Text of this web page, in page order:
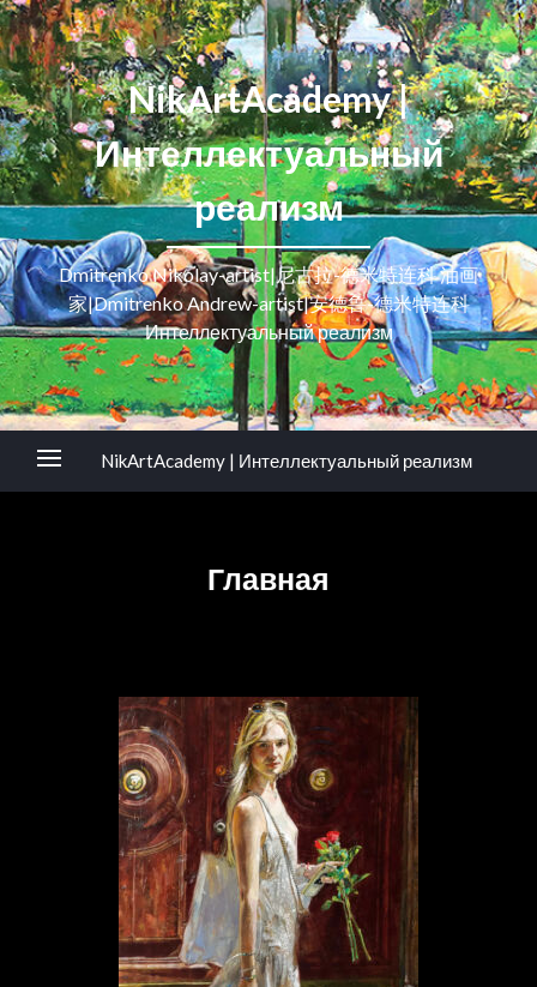
NikArtAcademy |
Интеллектуальный
реализм
Dmitrenko Nikolay-artist|尼古拉-德米特连科 油画
家|Dmitrenko Andrew-artist|安德鲁-德米特连科
Интеллектуальный реализм
NikArtAcademy | Интеллектуальный реализм
Главная